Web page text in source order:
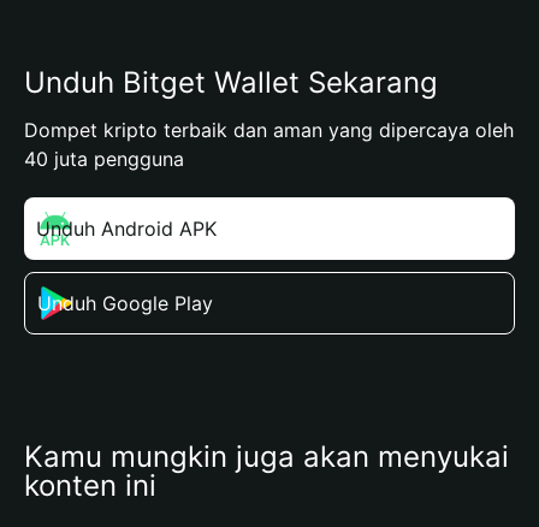
Unduh Bitget Wallet Sekarang
Dompet kripto terbaik dan aman yang dipercaya oleh
40 juta pengguna
Unduh Android APK
Unduh Google Play
Kamu mungkin juga akan menyukai
konten ini